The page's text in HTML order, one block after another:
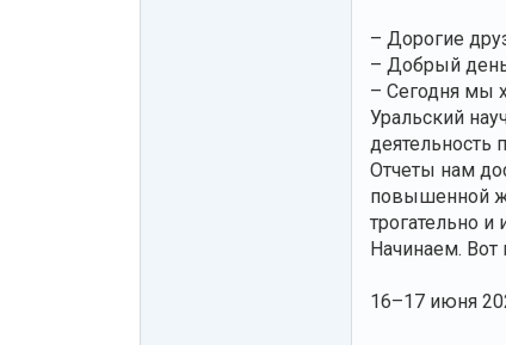
– Дорогие
– Добрый
– Сегодня мы
Уральский
деятельность
Отчеты нам
повышенной
трогательно
Начинаем. Вот
16–17 июня